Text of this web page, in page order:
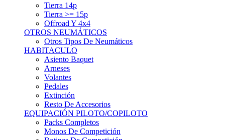
Tierra 14p
Tierra >= 15p
Offroad Y 4x4
OTROS NEUMÁTICOS
Otros Tipos De Neumáticos
HABITACULO
Asiento Baquet
Arneses
Volantes
Pedales
Extinción
Resto De Accesorios
EQUIPACIÓN PILOTO/COPILOTO
Packs Completos
Monos De Competición